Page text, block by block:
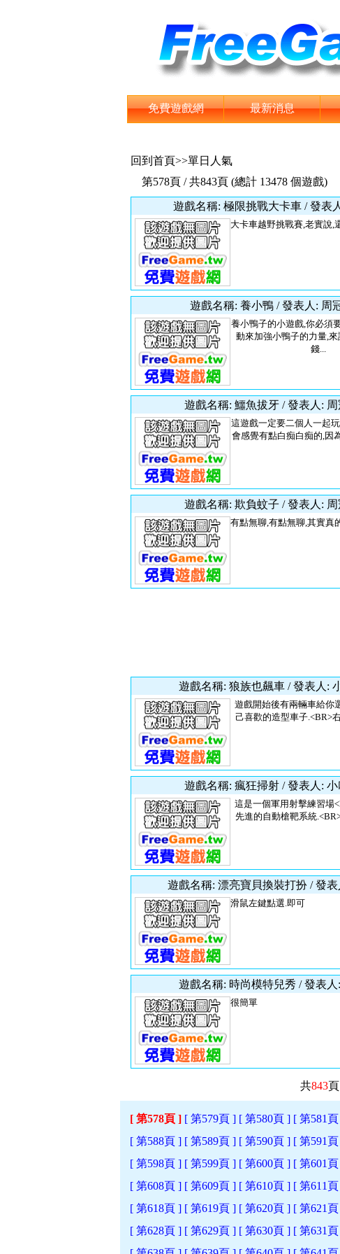
免費遊戲網 最新消息
回到首頁>>單日人氣
第578頁 / 共843頁 (總計 13478 個遊戲)
遊戲名稱: 極限挑戰大卡車 / 發表
大卡車越野挑戰賽,老實說,
遊戲名稱: 養小鴨 / 發表人: 周
養小鴨子的小遊戲,你必須
動來加強小鴨子的力量,
錢...
遊戲名稱: 鱷魚拔牙 / 發表人:
這遊戲一定要二個人一起
會感覺有點白痴白痴的,因
遊戲名稱: 欺負蚊子 / 發表人:
有點無聊,有點無聊,其實真
遊戲名稱: 狼族也飆車 / 發表人:
遊戲開始後有兩輛車給你
己喜歡的造型車子.<BR>
遊戲名稱: 瘋狂掃射 / 發表人:
這是一個軍用射擊練習場
先進的自動槍靶系統
遊戲名稱: 漂亮寶貝換裝打扮 / 發
滑鼠左鍵點選.即可
遊戲名稱: 時尚模特兒秀 / 發表人
很簡單
共843頁
[ 第578頁 ] [ 第579頁 ] [ 第580頁 ] [ 第581
[ 第588頁 ] [ 第589頁 ] [ 第590頁 ] [ 第591
[ 第598頁 ] [ 第599頁 ] [ 第600頁 ] [ 第601
[ 第608頁 ] [ 第609頁 ] [ 第610頁 ] [ 第611
[ 第618頁 ] [ 第619頁 ] [ 第620頁 ] [ 第621
[ 第628頁 ] [ 第629頁 ] [ 第630頁 ] [ 第631